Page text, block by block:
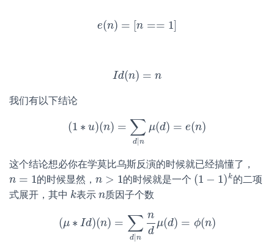
e(n) = [n == 1]
e(n)= n==1]
Id(n) = n
Id(n) =n
我们有以下结论
(1 ∗ u)(n) = ∑
d|n
μ(d) = e(n)
( 1∗u)(n )= ∑d μ(d)= e( n)
这个结论想必你在学莫比乌斯反演的时候就已经搞懂了，
n = 1
n=1 的时候显然， n > 1
n>1 的时候就是一个 (1 − 1)k
(1−1 )k
的二项
式展开，其中 k
k表示n
n质因子个数
(μ ∗ Id)(n) = ∑
d| n
n
d
μ(d) = ϕ(n)
( μ∗Id)(n )= d ndμ(d)= ϕ( n)